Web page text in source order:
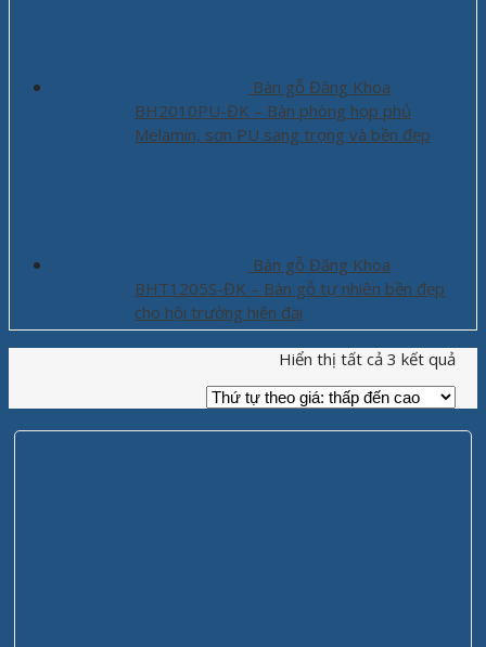
Bàn gỗ Đăng Khoa
BH2010PU-ĐK – Bàn phòng họp phủ
Melamin, sơn PU sang trọng và bền đẹp
Bàn gỗ Đăng Khoa
BHT1205S-ĐK – Bàn gỗ tự nhiên bền đẹp
cho hội trường hiện đại
Hiển thị tất cả 3 kết quả